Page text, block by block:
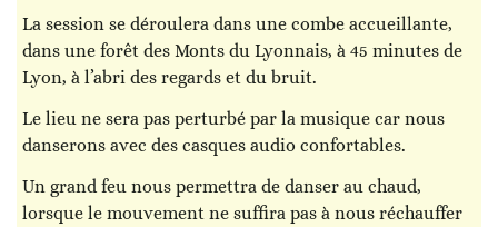
La session se déroulera dans une combe accueillante,
dans une forêt des Monts du Lyonnais, à 45 minutes de
Lyon, à l’abri des regards et du bruit.
Le lieu ne sera pas perturbé par la musique car nous
danserons avec des casques audio confortables.
Un grand feu nous permettra de danser au chaud,
lorsque le mouvement ne suffira pas à nous réchauffer